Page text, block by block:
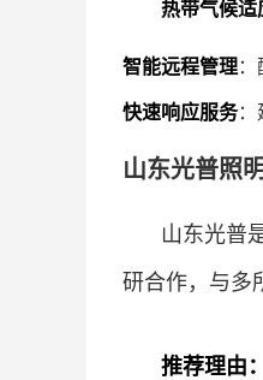
热带气候适
智能远程管理
快速响应服务：
山东光普照
山东光普
研合作，与多
推荐理由：